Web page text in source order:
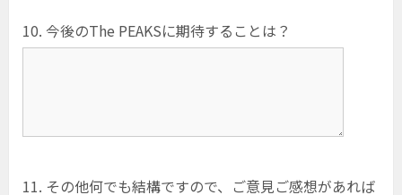
10. 今後のThe PEAKSに期待することは？
11. その他何でも結構ですので、ご意見ご感想があれば